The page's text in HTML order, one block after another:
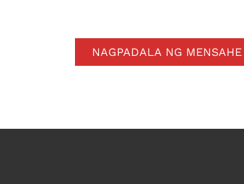
NAGPADALA NG MENSAHE